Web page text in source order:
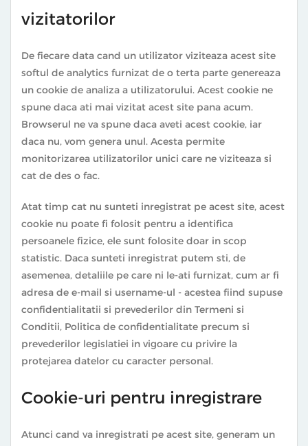
vizitatorilor
De fiecare data cand un utilizator viziteaza acest site
softul de analytics furnizat de o terta parte genereaza
un cookie de analiza a utilizatorului. Acest cookie ne
spune daca ati mai vizitat acest site pana acum.
Browserul ne va spune daca aveti acest cookie, iar
daca nu, vom genera unul. Acesta permite
monitorizarea utilizatorilor unici care ne viziteaza si
cat de des o fac.
Atat timp cat nu sunteti inregistrat pe acest site, acest
cookie nu poate fi folosit pentru a identifica
persoanele fizice, ele sunt folosite doar in scop
statistic. Daca sunteti inregistrat putem sti, de
asemenea, detaliile pe care ni le-ati furnizat, cum ar fi
adresa de e-mail si username-ul - acestea fiind supuse
confidentialitatii si prevederilor din Termeni si
Conditii, Politica de confidentialitate precum si
prevederilor legislatiei in vigoare cu privire la
protejarea datelor cu caracter personal.
Cookie-uri pentru inregistrare
Atunci cand va inregistrati pe acest site, generam un